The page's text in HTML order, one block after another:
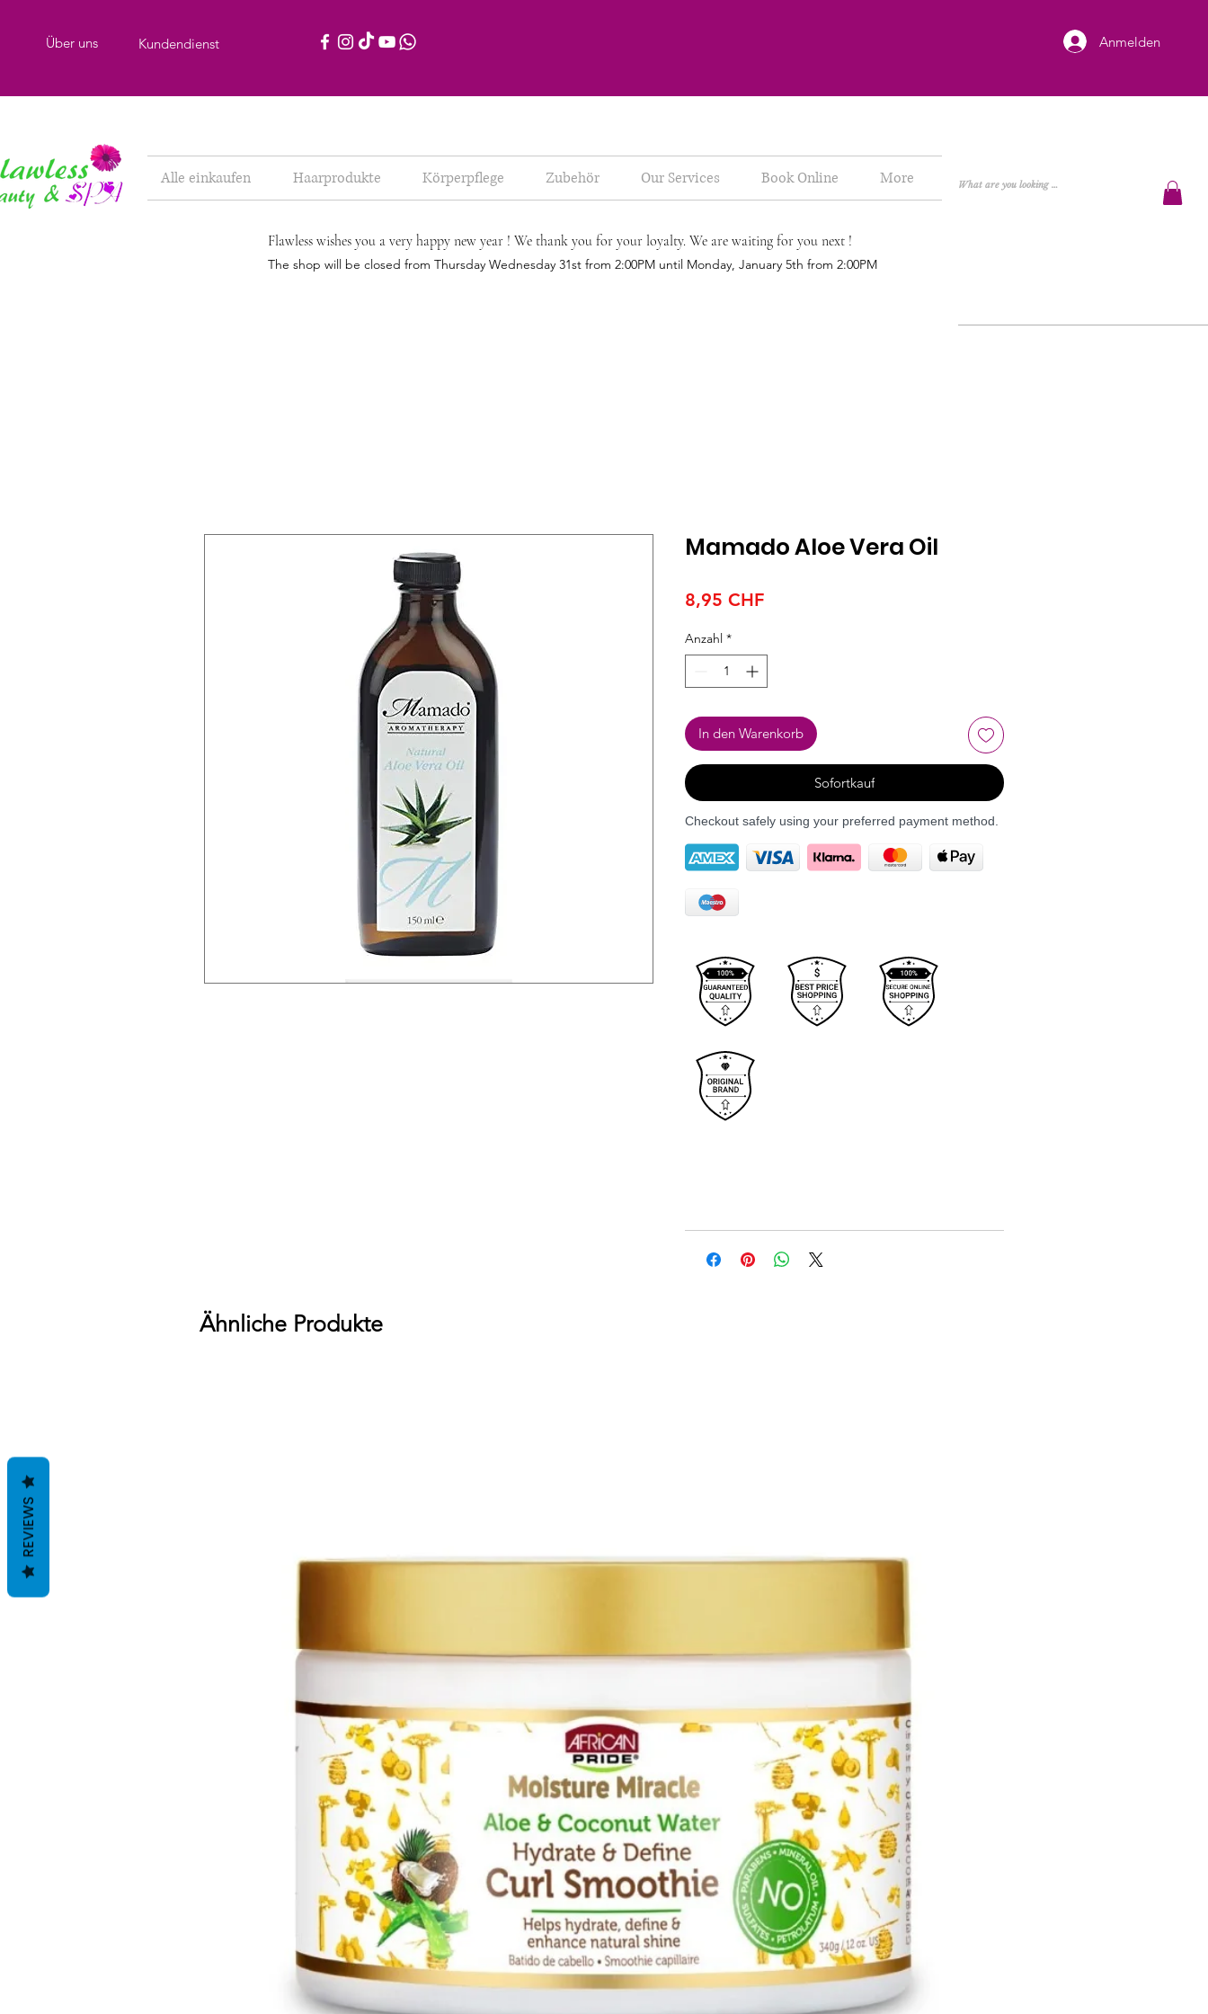
Über uns Kundendienst Anmelden
Alle einkaufen Haarprodukte Körperpflege Zubehör Our Services Book Online More
Flawless wishes you a very happy new year ! We thank you for your loyalty. We are waiting for you next !
The shop will be closed from Thursday Wednesday 31st from 2:00PM until Monday, January 5th from 2:00PM
Mamado Aloe Vera Oil
8,95 CHFPreis
Anzahl *
In den Warenkorb
Sofortkauf
Checkout safely using your preferred payment method.
Ähnliche Produkte
REVIEWS